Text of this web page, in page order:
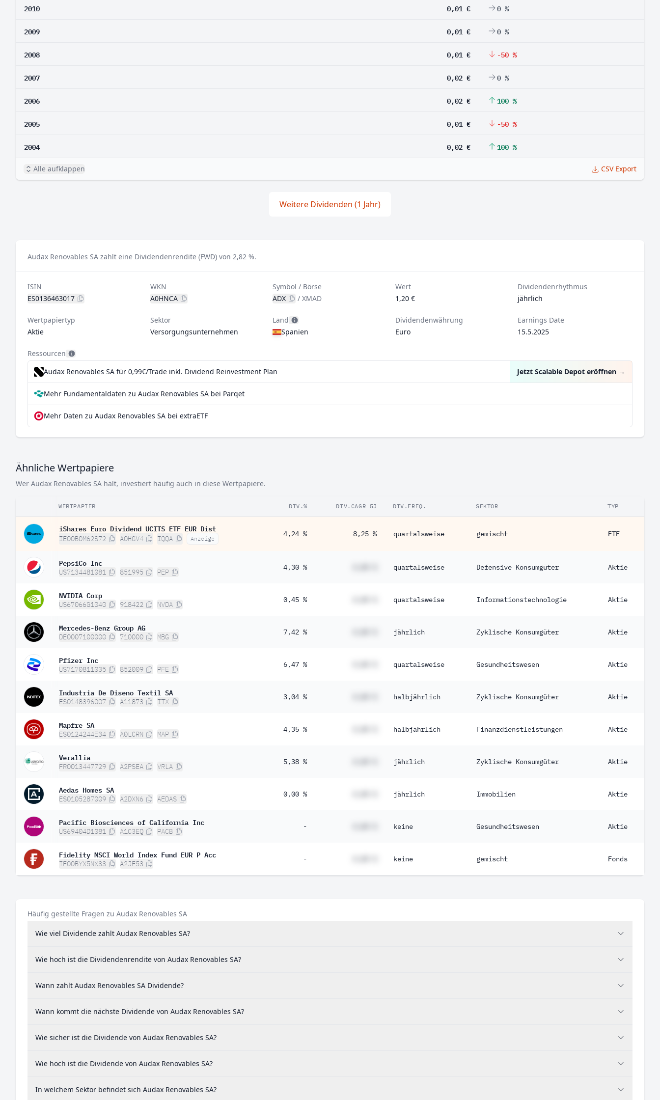
2010 0,01 € 0 %
2009 0,01 € 0 %
2008 0,01 € -50 %
2007 0,02 € 0 %
2006 0,02 € 100 %
2005 0,01 € -50 %
2004 0,02 € 100 %
Alle aufklappen CSV Export
Weitere Dividenden (1 Jahr)
Audax Renovables SA zahlt eine Dividendenrendite (FWD) von 2,82 %.
ISIN
ES0136463017
WKN
A0HNCA
Symbol / Börse
ADX
/XMAD
Wert
1,20 €
Dividendenrhythmus
jährlich
Wertpapiertyp
Aktie
Sektor
Versorgungsunternehmen
Land
Spanien
Dividendenwährung
Euro
Earnings Date
15.5.2025
Ressourcen
Audax Renovables SA für 0,99€/Trade inkl. Dividend Reinvestment Plan
Jetzt Scalable Depot eröffnen →
Mehr Fundamentaldaten zu Audax Renovables SA bei Parqet
Mehr Daten zu Audax Renovables SA bei extraETF
Ähnliche Wertpapiere
Wer Audax Renovables SA hält, investiert häufig auch in diese Wertpapiere.
WERTPAPIER DIV.% DIV.CAGR 5J DIV.FREQ. SEKTOR TYP
iShares Euro Dividend UCITS ETF EUR Dist
IE00B0M62S72 A0HGV4 IQQA Anzeige
4,24 % 8,25 % quartalsweise gemischt ETF
PepsiCo Inc
US7134481081 851995 PEP
4,30 % quartalsweise Defensive Konsumgüter Aktie
NVIDIA Corp
US67066G1040 918422 NVDA
0,45 % quartalsweise Informationstechnologie Aktie
Mercedes-Benz Group AG
DE0007100000 710000 MBG
7,42 % jährlich Zyklische Konsumgüter Aktie
Pfizer Inc
US7170811035 852009 PFE
6,47 % quartalsweise Gesundheitswesen Aktie
Industria De Diseno Textil SA
ES0148396007 A11873 ITX
3,04 % halbjährlich Zyklische Konsumgüter Aktie
Mapfre SA
ES0124244E34 A0LCRN MAP
4,35 % halbjährlich Finanzdienstleistungen Aktie
Verallia
FR0013447729 A2PSEA VRLA
5,38 % jährlich Zyklische Konsumgüter Aktie
Aedas Homes SA
ES0105287009 A2DXN6 AEDAS
0,00 % jährlich Immobilien Aktie
Pacific Biosciences of California Inc
US69404D1081 A1C3EQ PACB
- keine Gesundheitswesen Aktie
Fidelity MSCI World Index Fund EUR P Acc
IE00BYX5NX33 A2JE53
- keine gemischt Fonds
Häufig gestellte Fragen zu Audax Renovables SA
Wie viel Dividende zahlt Audax Renovables SA?
Wie hoch ist die Dividendenrendite von Audax Renovables SA?
Wann zahlt Audax Renovables SA Dividende?
Wann kommt die nächste Dividende von Audax Renovables SA?
Wie sicher ist die Dividende von Audax Renovables SA?
Wie hoch ist die Dividende von Audax Renovables SA?
In welchem Sektor befindet sich Audax Renovables SA?